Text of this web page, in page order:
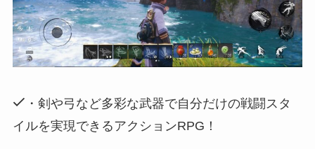
・剣や弓など多彩な武器で自分だけの戦闘スタ
イルを実現できるアクションRPG！